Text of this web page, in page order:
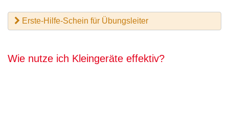
Erste-Hilfe-Schein für Übungsleiter
Wie nutze ich Kleingeräte effektiv?